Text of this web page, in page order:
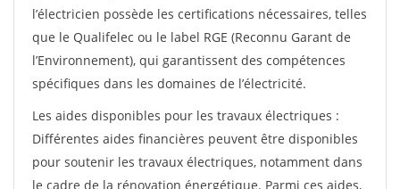
l’électricien possède les certifications nécessaires, telles
que le Qualifelec ou le label RGE (Reconnu Garant de
l’Environnement), qui garantissent des compétences
spécifiques dans les domaines de l’électricité.
Les aides disponibles pour les travaux électriques :
Différentes aides financières peuvent être disponibles
pour soutenir les travaux électriques, notamment dans
le cadre de la rénovation énergétique. Parmi ces aides,